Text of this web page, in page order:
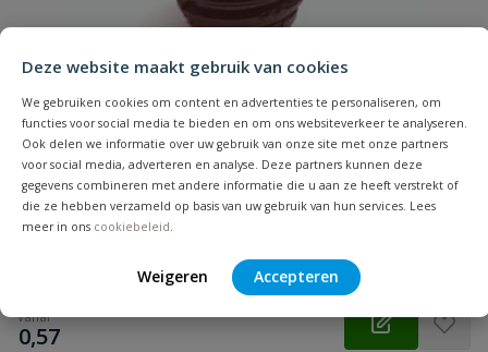
Deze website maakt gebruik van cookies
We gebruiken cookies om content en advertenties te personaliseren, om
functies voor social media te bieden en om ons websiteverkeer te analyseren.
Ook delen we informatie over uw gebruik van onze site met onze partners
voor social media, adverteren en analyse. Deze partners kunnen deze
gegevens combineren met andere informatie die u aan ze heeft verstrekt of
die ze hebben verzameld op basis van uw gebruik van hun services. Lees
meer in ons cookiebeleid
Weigeren Accepteren
Beoordeling versturen
Eenzijdige nevelsproeier 3/8"
Eenzijdige nevelsproeier met aansluiting 3/8 inch buitendraad
voor montage in beregeningsbuis, zowel binnen als buiten te
gebruiken.
vanaf
€
0,57